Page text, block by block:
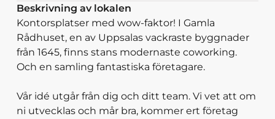
Beskrivning av lokalen
Kontorsplatser med wow-faktor! I Gamla
Rådhuset, en av Uppsalas vackraste byggnader
från 1645, finns stans modernaste coworking.
Och en samling fantastiska företagare.
Vår idé utgår från dig och ditt team. Vi vet att om
ni utvecklas och mår bra, kommer ert företag